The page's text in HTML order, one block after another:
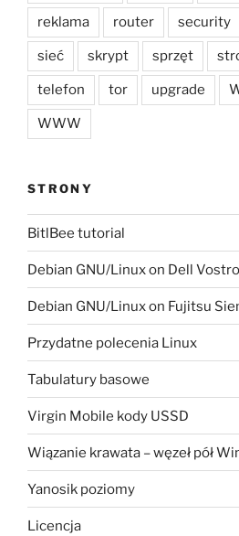
reklama router security
sieć skrypt sprzęt
telefon tor upgrade
WWW
STRONY
BitlBee tutorial
Debian GNU/Linux on Dell
Debian GNU/Linux on Fujitsu
Przydatne polecenia Linux
Tabulatury basowe
Virgin Mobile kody USSD
Wiązanie krawata – węzeł pół
Yanosik poziomy
Licencja